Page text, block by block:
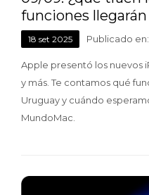
funciones
18 set 2025 Publicado en:
Apple presentó los nuevos
y más. Te contamos qué
Uruguay y cuándo
MundoMac.